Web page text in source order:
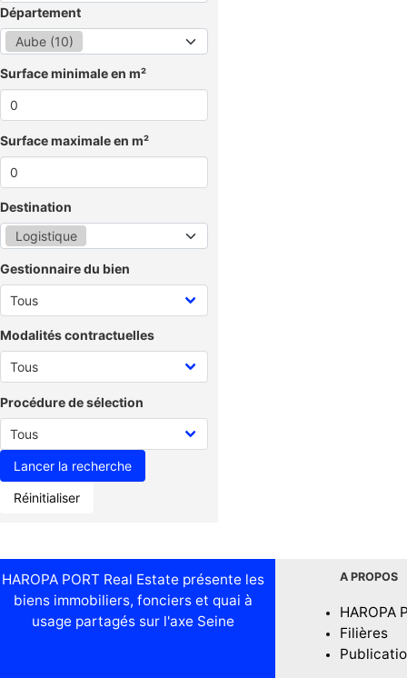
Département
Aube (10)
Surface minimale en m²
Surface maximale en m²
Destination
Logistique
Gestionnaire du bien
Modalités contractuelles
Procédure de sélection
Réinitialiser
HAROPA PORT Real Estate présente les
biens immobiliers, fonciers et quai à
usage partagés sur l'axe Seine
A PROPOS
HAROPA
Filières